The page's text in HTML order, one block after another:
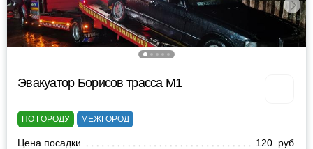
Эвакуатор Борисов трасса М1
ПО ГОРОДУ МЕЖГОРОД
Цена посадки
120 руб